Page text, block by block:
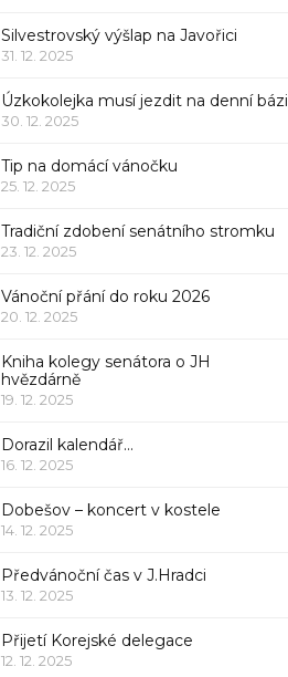
Silvestrovský výšlap na Javořici
31. 12. 2025
Úzkokolejka musí jezdit na denní bázi
30. 12. 2025
Tip na domácí vánočku
25. 12. 2025
Tradiční zdobení senátního stromku
23. 12. 2025
Vánoční přání do roku 2026
20. 12. 2025
Kniha kolegy senátora o JH
hvězdárně
19. 12. 2025
Dorazil kalendář…
16. 12. 2025
Dobešov – koncert v kostele
14. 12. 2025
Předvánoční čas v J.Hradci
13. 12. 2025
Přijetí Korejské delegace
12. 12. 2025